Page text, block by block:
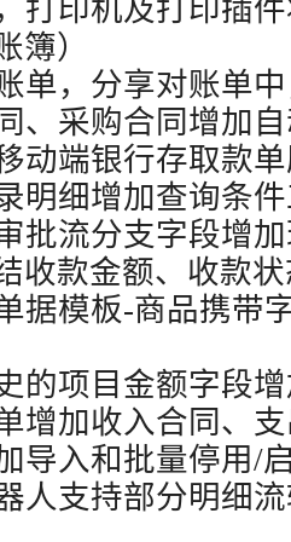
打印机及打印插
簿）
单，分享对账单
、采购合同增加
动端银行存取款
明细增加查询条
批流分支字段增
收款金额、收款
据模板-商品携带
的项目金额字段
增加收入合同、
导入和批量停用/
人支持部分明细